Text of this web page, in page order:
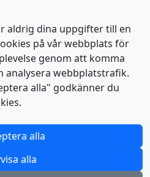
16
8
23
15
aldrig dina uppgifter till en
på vår webbplats för
genom att komma
analysera webbplatstrafik.
alla" godkänner du
alla
alla